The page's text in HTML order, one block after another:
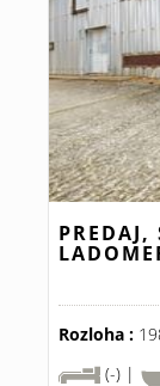
PREDAJ,
Rozloha :
(-) |